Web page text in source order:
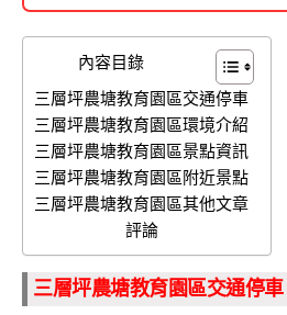
內容目錄
三層坪農塘教育園區交通停車
三層坪農塘教育園區環境介紹
三層坪農塘教育園區景點資訊
三層坪農塘教育園區附近景點
三層坪農塘教育園區其他文章
評論
三層坪農塘教育園區交通停車